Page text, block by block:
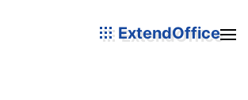
ExtendOffice